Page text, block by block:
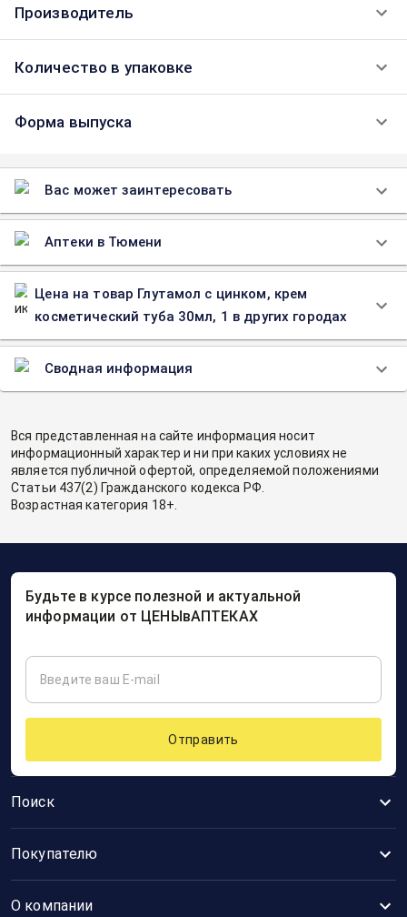
Производитель
Количество в упаковке
Форма выпуска
Вас может заинтересовать
Аптеки в Тюмени
Цена на товар Глутамол с цинком, крем
косметический туба 30мл, 1 в других городах
Сводная информация
Вся представленная на сайте информация носит
информационный характер и ни при каких условиях не
является публичной офертой, определяемой положениями
Статьи 437(2) Гражданского кодекса РФ.
Возрастная категория 18+.
Поиск
Покупателю
О компании
Будьте в курсе полезной и актуальной
информации от ЦЕНЫвАПТЕКАХ
Отправить